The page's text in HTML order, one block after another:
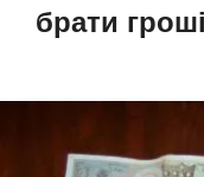
брати